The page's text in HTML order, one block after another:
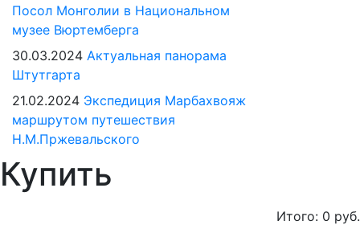
Посол Монголии в Национальном
музее Вюртемберга
30.03.2024 Актуальная панорама
Штутгарта
21.02.2024 Экспедиция Марбахвояж
маршрутом путешествия
Н.М.Пржевальского
Купить
Итого: 0 руб.